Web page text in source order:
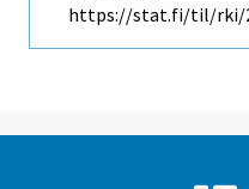
https://stat.fi/til/rki/